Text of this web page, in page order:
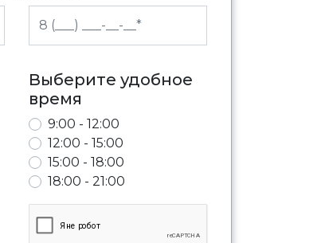
Выберите удобное
время
9:00 - 12:00
12:00 - 15:00
15:00 - 18:00
18:00 - 21:00